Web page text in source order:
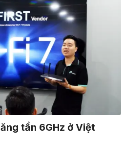
tần 6GHz ở Việt